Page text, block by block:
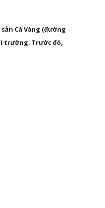
Cá Vàng (đường
trường. Trước đó,